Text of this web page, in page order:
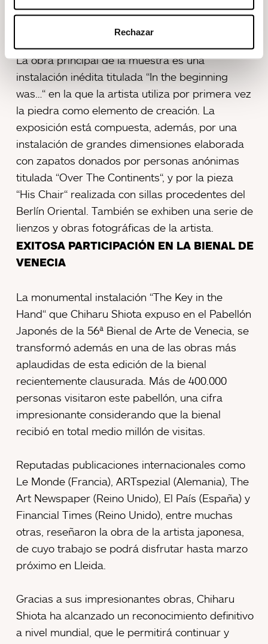
Rechazar
Madrid, Valencia y País Vasco, y de todas las
provincias de la geografía catalana.
La obra principal de la muestra es una
instalación inédita titulada “In the beginning
was…“ en la que la artista utiliza por primera vez
la piedra como elemento de creación. La
exposición está compuesta, además, por una
instalación de grandes dimensiones elaborada
con zapatos donados por personas anónimas
titulada “Over The Continents“, y por la pieza
“His Chair“ realizada con sillas procedentes del
Berlín Oriental. También se exhiben una serie de
lienzos y obras fotográficas de la artista.
EXITOSA PARTICIPACIÓN EN LA BIENAL DE
VENECIA
La monumental instalación “The Key in the
Hand“ que Chiharu Shiota expuso en el Pabellón
Japonés de la 56ª Bienal de Arte de Venecia, se
transformó además en una de las obras más
aplaudidas de esta edición de la bienal
recientemente clausurada. Más de 400.000
personas visitaron este pabellón, una cifra
impresionante considerando que la bienal
recibió en total medio millón de visitas.
Reputadas publicaciones internacionales como
Le Monde (Francia), ARTspezial (Alemania), The
Art Newspaper (Reino Unido), El País (España) y
Financial Times (Reino Unido), entre muchas
otras, reseñaron la obra de la artista japonesa,
de cuyo trabajo se podrá disfrutar hasta marzo
próximo en Lleida.
Gracias a sus impresionantes obras, Chiharu
Shiota ha alcanzado un reconocimiento definitivo
a nivel mundial, que le permitirá continuar y